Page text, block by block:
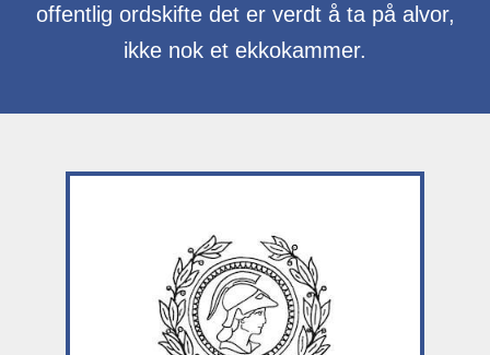
offentlig ordskifte det er verdt å ta på alvor,
ikke nok et ekkokammer.